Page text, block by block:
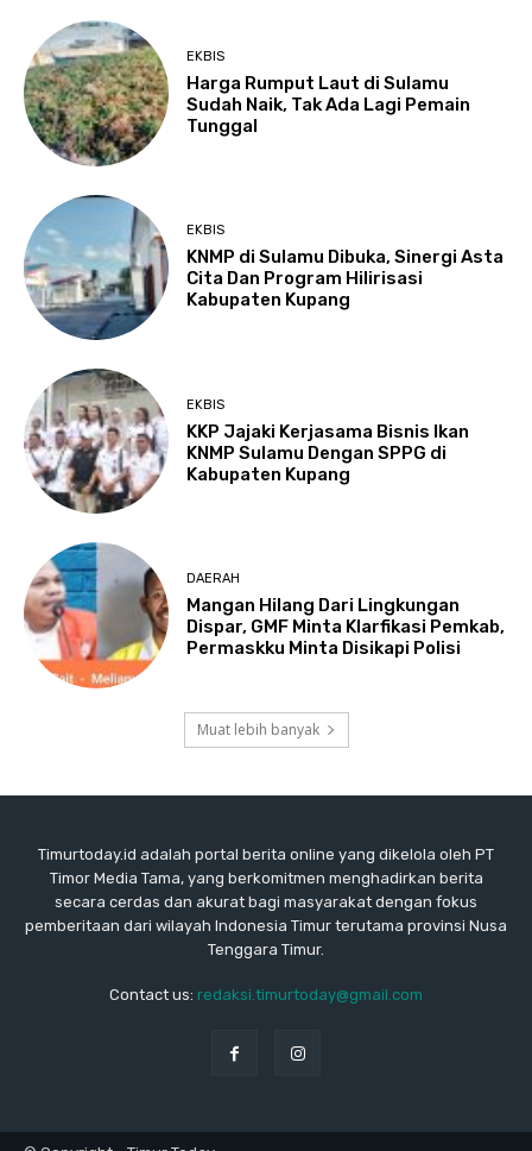
EKBIS
Harga Rumput Laut di Sulamu
Sudah Naik, Tak Ada Lagi Pemain
Tunggal
EKBIS
KNMP di Sulamu Dibuka, Sinergi Asta
Cita Dan Program Hilirisasi
Kabupaten Kupang
EKBIS
KKP Jajaki Kerjasama Bisnis Ikan
KNMP Sulamu Dengan SPPG di
Kabupaten Kupang
DAERAH
Mangan Hilang Dari Lingkungan
Dispar, GMF Minta Klarfikasi Pemkab,
Permaskku Minta Disikapi Polisi
Muat lebih banyak
Timurtoday.id adalah portal berita online yang dikelola oleh PT
Timor Media Tama, yang berkomitmen menghadirkan berita
secara cerdas dan akurat bagi masyarakat dengan fokus
pemberitaan dari wilayah Indonesia Timur terutama provinsi Nusa
Tenggara Timur.
Contact us: redaksi.timurtoday@gmail.com